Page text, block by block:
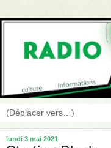
lundi 3 mai 2021